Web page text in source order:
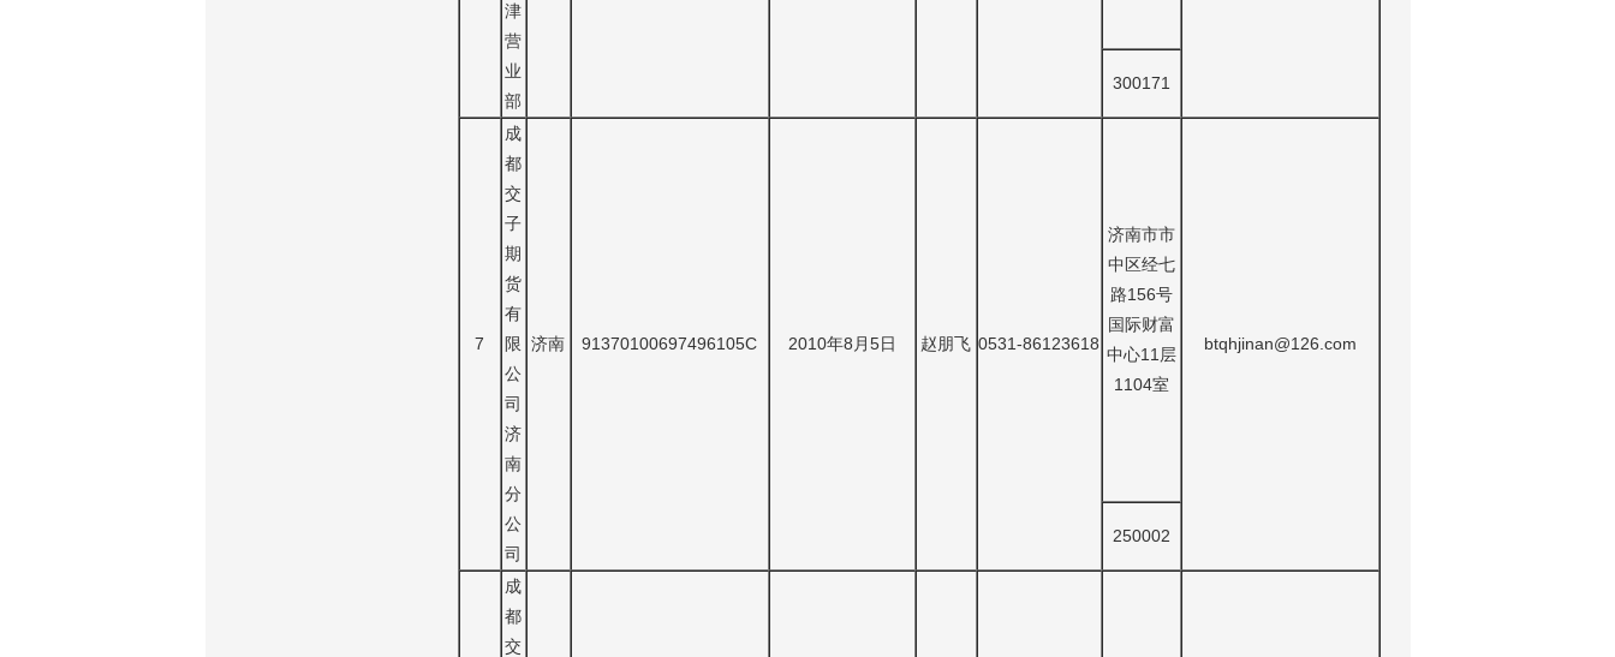
津
营
业
部
300171
7
成
都
交
子
期
货
有
限
公
司
济
南
分
公
司
济南 91370100697496105C 2010年8月5日 赵朋飞 0531-86123618
济南市市
中区经七
路156号
国际财富
中心11层
1104室
btqhjinan@126.com
250002
成
都
交